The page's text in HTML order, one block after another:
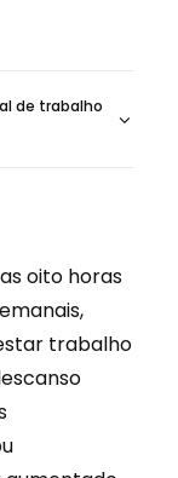
de trabalho
oito horas
trabalho